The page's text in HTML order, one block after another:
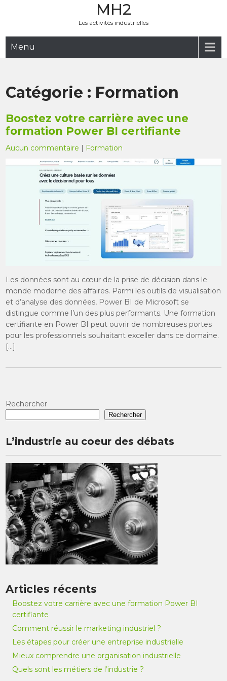
MH2
Les activités industrielles
Menu
Catégorie : Formation
Boostez votre carrière avec une
formation Power BI certifiante
Aucun commentaire | Formation
Les données sont au cœur de la prise de décision dans le
monde moderne des affaires. Parmi les outils de visualisation
et d’analyse des données, Power BI de Microsoft se
distingue comme l’un des plus performants. Une formation
certifiante en Power BI peut ouvrir de nombreuses portes
pour les professionnels souhaitant exceller dans ce domaine.
[…]
Rechercher
Rechercher
L’industrie au coeur des débats
Articles récents
Boostez votre carrière avec une formation Power BI
certifiante
Comment réussir le marketing industriel ?
Les étapes pour créer une entreprise industrielle
Mieux comprendre une organisation industrielle
Quels sont les métiers de l’industrie ?